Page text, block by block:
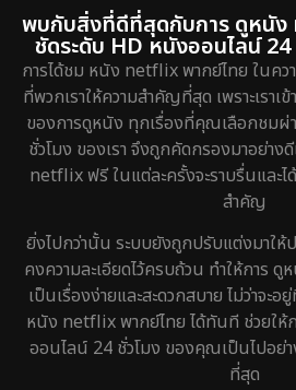
พบกับสิ่งที่ดีที่สุดกับการ ดูหนั
ชัดระดับ HD หนังออนไลน์
การได้ชม หนัง netflix พากย์ไทย ในคว
ที่พวกเราให้ความสำคัญที่สุด เพราะเราเ
ของการดูหนัง ทุกเรื่องที่คุณเลือกชมผ่
ชั่วโมง ของเรา จึงถูกคัดกรองมาอย่าง
netflix ฟรี ในแต่ละครั้งจะราบรื่นและ
สำคัญ
ยิ่งไปกว่านั้น ระบบยังถูกปรับแต่งมาให้
คงความละเอียดไว้ครบถ้วน ทำให้การ
เป็นเรื่องง่ายและสะดวกสบาย ไม่ว่าจะอ
หนัง netflix พากย์ไทย ได้ทันที ช่วยใ
ออนไลน์ 24 ชั่วโมง ของคุณเป็นไปอย่
ที่สุด